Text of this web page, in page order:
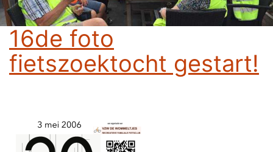
16de foto
fietszoektocht gestart!